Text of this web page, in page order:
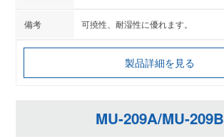
可撓性、耐湿性に優れます。
製品詳細を見る
MU-209A/MU-209B